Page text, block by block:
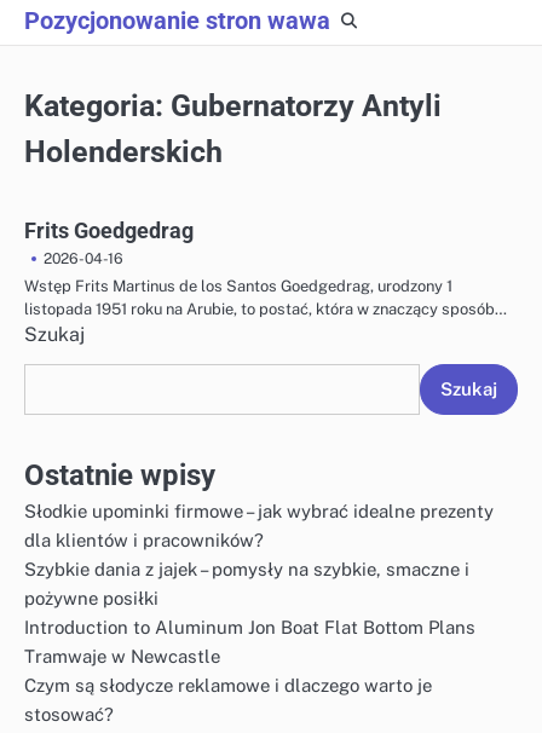
Skip
to
Pozycjonowanie stron wawa
Kategoria: Gubernatorzy Antyli
Holenderskich
Frits Goedgedrag
2026-04-16
Wstęp Frits Martinus de los Santos Goedgedrag, urodzony 1
listopada 1951 roku na Arubie, to postać, która w znaczący sposób…
Szukaj
Szukaj
Ostatnie wpisy
Słodkie upominki firmowe – jak wybrać idealne prezenty
dla klientów i pracowników?
Szybkie dania z jajek – pomysły na szybkie, smaczne i
pożywne posiłki
Introduction to Aluminum Jon Boat Flat Bottom Plans
Tramwaje w Newcastle
Czym są słodycze reklamowe i dlaczego warto je
stosować?